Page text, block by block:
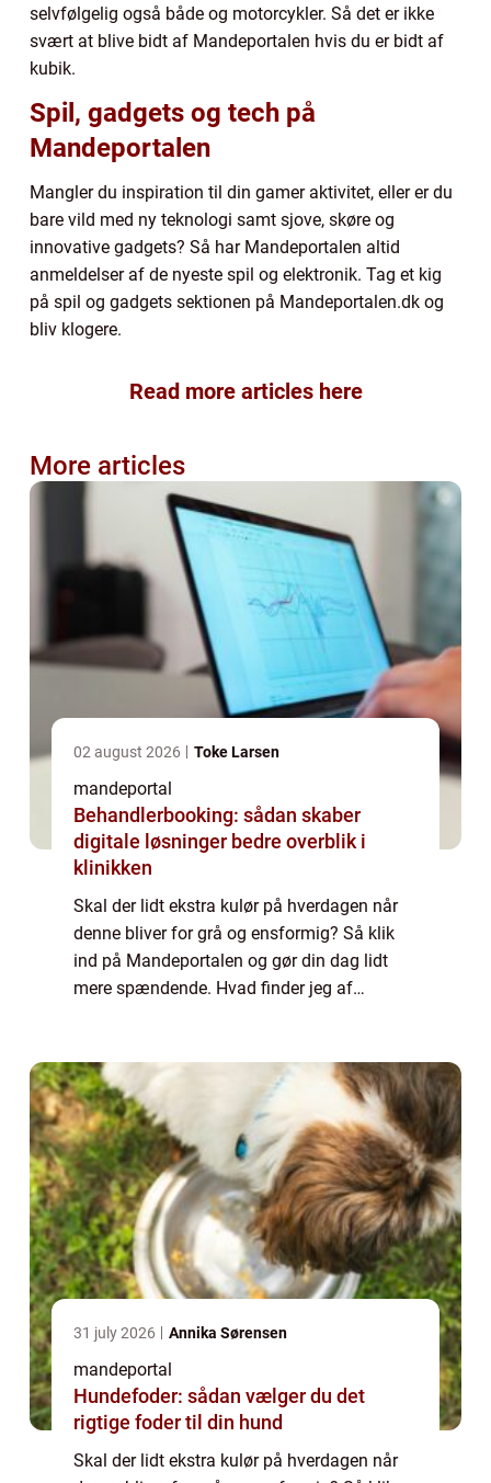
selvfølgelig også både og motorcykler. Så det er ikke
svært at blive bidt af Mandeportalen hvis du er bidt af
kubik.
Spil, gadgets og tech på
Mandeportalen
Mangler du inspiration til din gamer aktivitet, eller er du
bare vild med ny teknologi samt sjove, skøre og
innovative gadgets? Så har Mandeportalen altid
anmeldelser af de nyeste spil og elektronik. Tag et kig
på spil og gadgets sektionen på Mandeportalen.dk og
bliv klogere.
Read more articles here
More articles
02 august 2026 Toke Larsen
mandeportal
Behandlerbooking: sådan skaber
digitale løsninger bedre overblik i
klinikken
Skal der lidt ekstra kulør på hverdagen når
denne bliver for grå og ensformig? Så klik
ind på Mandeportalen og gør din dag lidt
mere spændende. Hvad finder jeg af
fo...
31 july 2026 Annika Sørensen
mandeportal
Hundefoder: sådan vælger du det
rigtige foder til din hund
Skal der lidt ekstra kulør på hverdagen når